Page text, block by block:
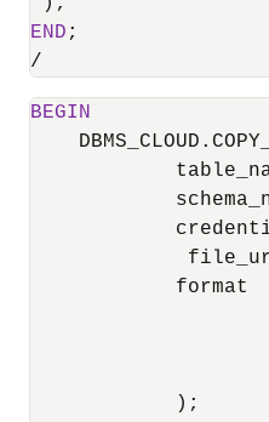
END
/
BEGIN